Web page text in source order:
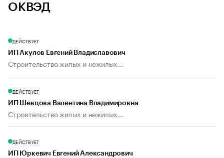
ОКВЭД
ДЕЙСТВУЕТ
ИП Акулов Евгений Владиславович
Строительство жилых и нежилых...
ДЕЙСТВУЕТ
ИП Шевцова Валентина Владимировна
Строительство жилых и нежилых...
ДЕЙСТВУЕТ
ИП Юркевич Евгений Александрович